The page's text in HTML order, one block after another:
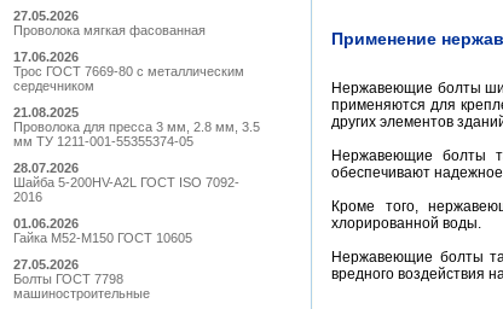
27.05.2026
Проволока мягкая фасованная
17.06.2026
Трос ГОСТ 7669-80 с металлическим
сердечником
21.08.2025
Проволока для пресса 3 мм, 2.8 мм, 3.5
мм ТУ 1211-001-55355374-05
28.07.2026
Шайба 5-200HV-А2L ГОСТ ISO 7092-
2016
01.06.2026
Гайка М52-М150 ГОСТ 10605
27.05.2026
Болты ГОСТ 7798
машиностроительные
Применение
Нержавеющие болты
применяются для
других элементов
Нержавеющие болты
обеспечивают
Кроме того,
хлорированной воды.
Нержавеющие болты
вредного воздействия